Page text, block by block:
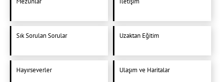
Sık Sorulan Sorular Uzaktan Eğitim
Hayırseverler Ulaşım ve Haritalar